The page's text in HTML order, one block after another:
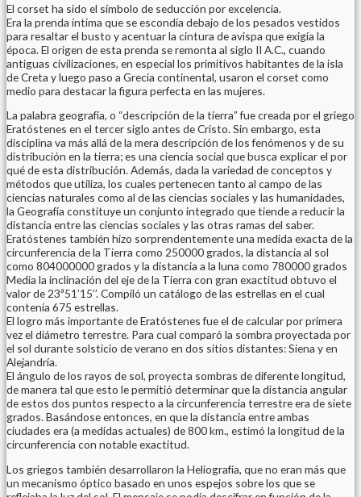
El corset ha sido el símbolo de seducción por excelencia.
Era la prenda íntima que se escondía debajo de los pesados vestidos
para resaltar el busto y acentuar la cintura de avispa que exigía la
época. El origen de esta prenda se remonta al siglo II A.C., cuando
antiguas civilizaciones, en especial los primitivos habitantes de la isla
de Creta y luego paso a Grecia continental, usaron el corset como
medio para destacar la figura perfecta en las mujeres.
La palabra geografía, o “descripción de la tierra” fue creada por el griego
Eratóstenes en el tercer siglo antes de Cristo. Sin embargo, esta
disciplina va más allá de la mera descripción de los fenómenos y de su
distribución en la tierra; es una ciencia social que busca explicar el por
qué de esta distribución. Además, dada la variedad de conceptos y
métodos que utiliza, los cuales pertenecen tanto al campo de las
ciencias naturales como al de las ciencias sociales y las humanidades,
la Geografía constituye un conjunto integrado que tiende a reducir la
distancia entre las ciencias sociales y las otras ramas del saber.
Eratóstenes también hizo sorprendentemente una medida exacta de la
circunferencia de la Tierra como 250000 grados, la distancia al sol
como 804000000 grados y la distancia a la luna como 780000 grados
Media la inclinación del eje de la Tierra con gran exactitud obtuvo el
valor de 23ª51’15’’. Compiló un catálogo de las estrellas en el cual
contenía 675 estrellas.
El logro más importante de Eratóstenes fue el de calcular por primera
vez el diámetro terrestre. Para cual comparó la sombra proyectada por
el sol durante solsticio de verano en dos sitios distantes: Siena y en
Alejandría.
El ángulo de los rayos de sol, proyecta sombras de diferente longitud,
de manera tal que esto le permitió determinar que la distancia angular
de estos dos puntos respecto a la circunferencia terrestre era de siete
grados. Basándose entonces, en que la distancia entre ambas
ciudades era (a medidas actuales) de 800 km., estimó la longitud de la
circunferencia con notable exactitud.
Los griegos también desarrollaron la Heliografía, que no eran más que
un mecanismo óptico basado en unos espejos sobre los que se